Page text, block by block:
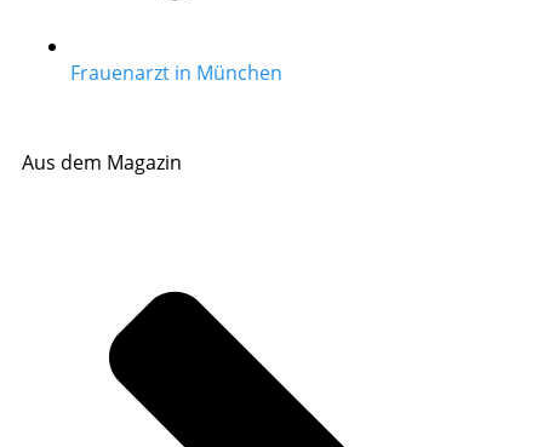
Frauenarzt in München
Aus dem Magazin